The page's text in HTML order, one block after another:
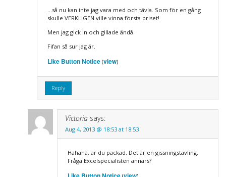
…så nu kan inte jag vara med och tävla. Som för en gång
skulle VERKLIGEN ville vinna första priset!
Men jag gick in och gillade ändå.
Fifan så sur jag är.
Like Button Notice(view)
Reply
Victoria says:
Aug 4, 2013 @ 18:53 at 18:53
Hahaha, är du packad. Det är en gissningstävling.
Fråga Excelspecialisten annars?